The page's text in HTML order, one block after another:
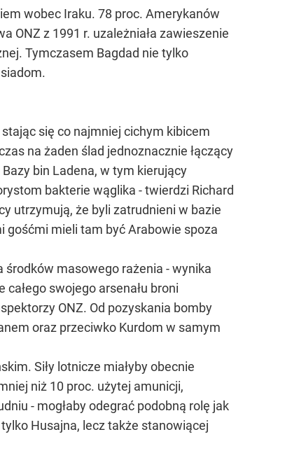
wobec Iraku. 78 proc. Amerykanów
ONZ z 1991 r. uzależniała zawieszenie
Tymczasem Bagdad nie tylko
się co najmniej cichym kibicem
na żaden ślad jednoznacznie łączący
bin Ladena, w tym kierujący
bakterie wąglika - twierdzi Richard
utrzymują, że byli zatrudnieni w bazie
gośćmi mieli tam być Arabowie spoza
środków masowego rażenia - wynika
swojego arsenału broni
ONZ. Od pozyskania bomby
oraz przeciwko Kurdom w samym
Siły lotnicze miałyby obecnie
niż 10 proc. użytej amunicji,
- mogłaby odegrać podobną rolę jak
Husajna, lecz także stanowiącej